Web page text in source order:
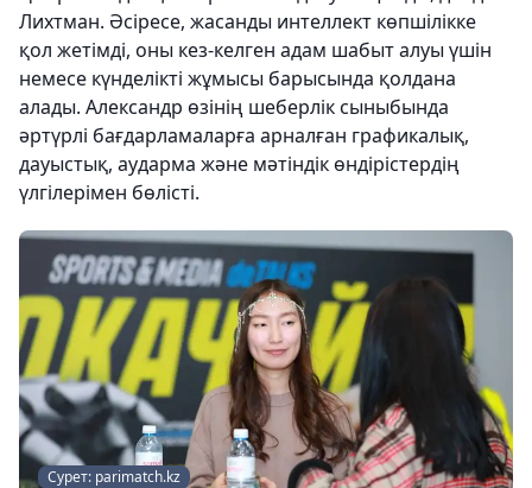
Лихтман. Әсіресе, жасанды интеллект көпшілікке
қол жетімді, оны кез-келген адам шабыт алуы үшін
немесе күнделікті жұмысы барысында қолдана
алады. Александр өзінің шеберлік сыныбында
әртүрлі бағдарламаларға арналған графикалық,
дауыстық, аударма және мәтіндік өндірістердің
үлгілерімен бөлісті.
Сурет: parimatch.kz